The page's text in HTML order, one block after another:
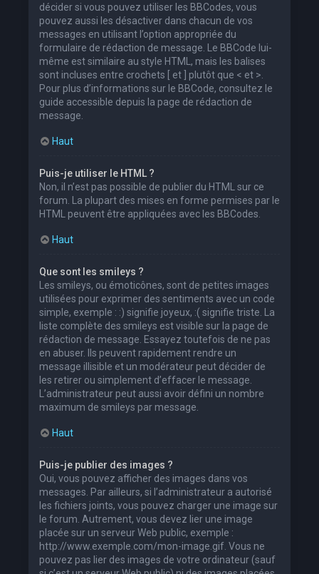
décider si vous pouvez utiliser les BBCodes, vous
pouvez aussi les désactiver dans chacun de vos
messages en utilisant l’option appropriée du
formulaire de rédaction de message. Le BBCode lui-
même est similaire au style HTML, mais les balises
sont incluses entre crochets [ et ] plutôt que < et >.
Pour plus d’informations sur le BBCode, consultez le
guide accessible depuis la page de rédaction de
message.
Haut
Puis-je utiliser le HTML ?
Non, il n’est pas possible de publier du HTML sur ce
forum. La plupart des mises en forme permises par le
HTML peuvent être appliquées avec les BBCodes.
Haut
Que sont les smileys ?
Les smileys, ou émoticônes, sont de petites images
utilisées pour exprimer des sentiments avec un code
simple, exemple : :) signifie joyeux, :( signifie triste. La
liste complète des smileys est visible sur la page de
rédaction de message. Essayez toutefois de ne pas
en abuser. Ils peuvent rapidement rendre un
message illisible et un modérateur peut décider de
les retirer ou simplement d’effacer le message.
L’administrateur peut aussi avoir défini un nombre
maximum de smileys par message.
Haut
Puis-je publier des images ?
Oui, vous pouvez afficher des images dans vos
messages. Par ailleurs, si l’administrateur a autorisé
les fichiers joints, vous pouvez charger une image sur
le forum. Autrement, vous devez lier une image
placée sur un serveur Web public, exemple :
http://www.exemple.com/mon-image.gif. Vous ne
pouvez pas lier des images de votre ordinateur (sauf